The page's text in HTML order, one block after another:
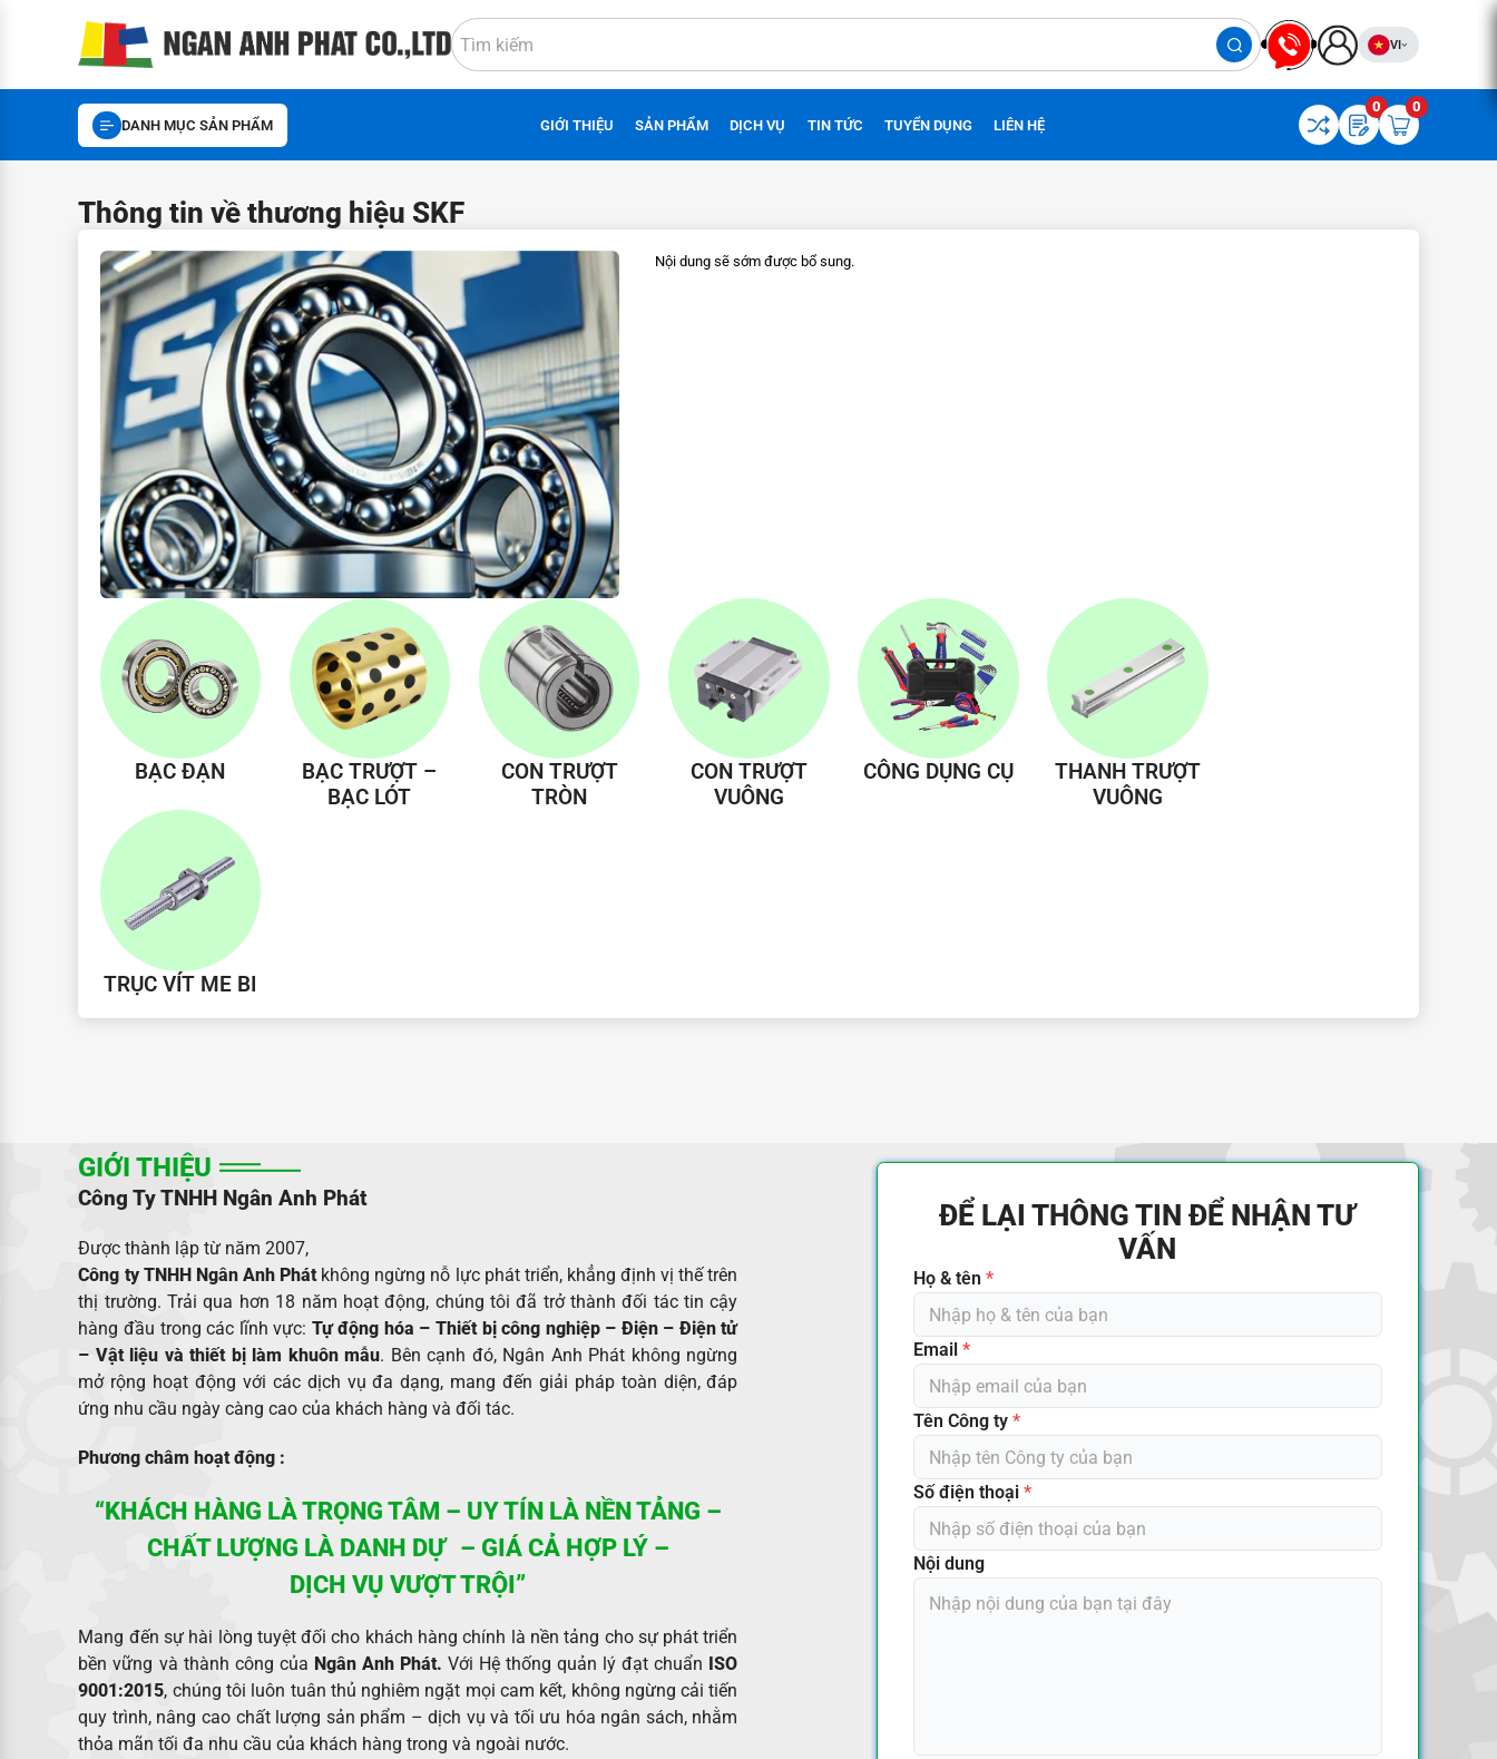
VI
DANH MỤC SẢN PHẨM GIỚI THIỆU SẢN PHẨM DỊCH VỤ TIN TỨC TUYỂN DỤNG LIÊN HỆ
0 0
Thông tin về thương hiệu SKF
Nội dung sẽ sớm được bổ sung.
BẠC ĐẠN
BẠC TRƯỢT –
BẠC LÓT
CON TRƯỢT
TRÒN
CON TRƯỢT
VUÔNG
CÔNG DỤNG CỤ
THANH TRƯỢT
VUÔNG
TRỤC VÍT ME BI
GIỚI THIỆU
Công Ty TNHH Ngân Anh Phát
Được thành lập từ năm 2007,
Công ty TNHH Ngân Anh Phátkhông ngừng nỗ lực phát triển, khẳng định vị thế trên
thị trường. Trải qua hơn 18 năm hoạt động, chúng tôi đã trở thành đối tác tin cậy
hàng đầu trong các lĩnh vực: Tự động hóa – Thiết bị công nghiệp – Điện – Điện tử
– Vật liệu và thiết bị làm khuôn mẫu. Bên cạnh đó, Ngân Anh Phát không ngừng
mở rộng hoạt động với các dịch vụ đa dạng, mang đến giải pháp toàn diện, đáp
ứng nhu cầu ngày càng cao của khách hàng và đối tác.
Phương châm hoạt động :
“KHÁCH HÀNG LÀ TRỌNG TÂM – UY TÍN LÀ NỀN TẢNG –
CHẤT LƯỢNG LÀ DANH DỰ – GIÁ CẢ HỢP LÝ –
DỊCH VỤ VƯỢT TRỘI”
Mang đến sự hài lòng tuyệt đối cho khách hàng chính là nền tảng cho sự phát triển
bền vững và thành công của Ngân Anh Phát. Với Hệ thống quản lý đạt chuẩn ISO
9001:2015, chúng tôi luôn tuân thủ nghiêm ngặt mọi cam kết, không ngừng cải tiến
quy trình, nâng cao chất lượng sản phẩm – dịch vụ và tối ưu hóa ngân sách, nhằm
thỏa mãn tối đa nhu cầu của khách hàng trong và ngoài nước.
ĐỂ LẠI THÔNG TIN ĐỂ NHẬN TƯ
VẤN
Họ & tên *
Email *
Tên Công ty *
Số điện thoại *
Nội dung